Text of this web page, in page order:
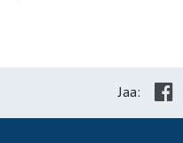
Jaa: